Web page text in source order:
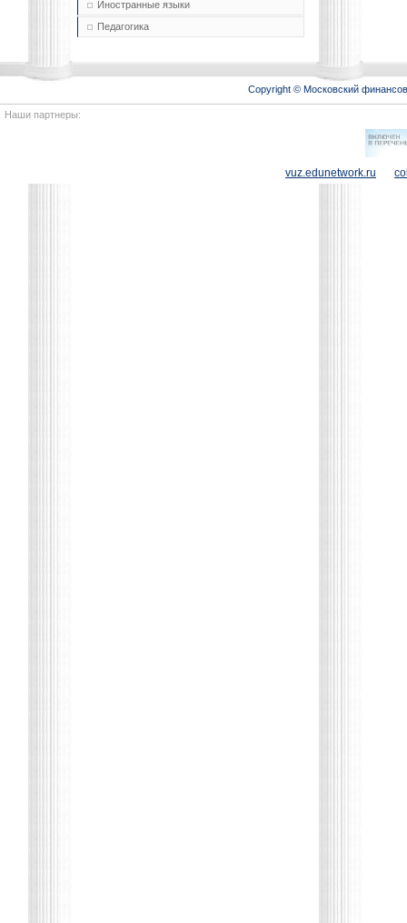
Иностранные языки
Педагогика
Copyright © Московский
Наши партнеры:
vuz.edunetwork.ru